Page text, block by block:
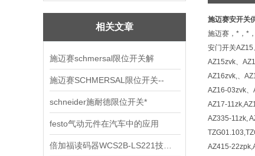
相关文章
施迈赛schmersal限位开关解
施迈赛SCHMERSAL限位开关--
schneider施耐德限位开关*
festo气动元件在汽车中的应用
施迈赛安开关
施迈赛，*，*
安门开关AZ15
AZ15zvk、
AZ16zvk,、
AZ16-03zvk
AZ17-
AZ335-11zk,
AZ415-